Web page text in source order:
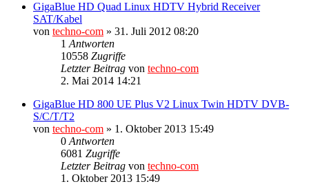
GigaBlue HD Quad Linux HDTV Hybrid Receiver
SAT/Kabel
von techno-com » 31. Juli 2012 08:20
1 Antworten
10558 Zugriffe
Letzter Beitrag von techno-com
2. Mai 2014 14:21
GigaBlue HD 800 UE Plus V2 Linux Twin HDTV DVB-
S/C/T/T2
von techno-com » 1. Oktober 2013 15:49
0 Antworten
6081 Zugriffe
Letzter Beitrag von techno-com
1. Oktober 2013 15:49